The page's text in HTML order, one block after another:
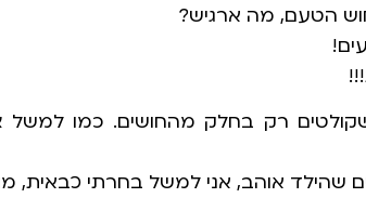
הטעם, מה ארגיש?
שקולטים רק בחלק מהחושים. כמו
שהילד אוהב, אני למשל בחרתי כבאית,